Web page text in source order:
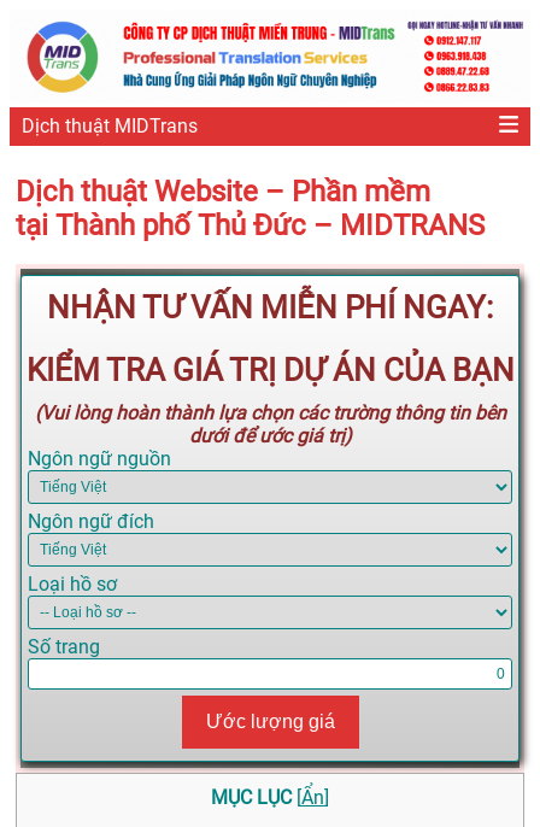
Dịch thuật MIDTrans
Dịch thuật Website – Phần mềm
tại Thành phố Thủ Đức – MIDTRANS
NHẬN TƯ VẤN MIỄN PHÍ NGAY:
KIỂM TRA GIÁ TRỊ DỰ ÁN CỦA BẠN
(Vui lòng hoàn thành lựa chọn các trường thông tin bên
dưới để ước giá trị)
Ngôn ngữ nguồn
Ngôn ngữ đích
Loại hồ sơ
Số trang
Ước lượng giá
MỤC LỤC [Ẩn]